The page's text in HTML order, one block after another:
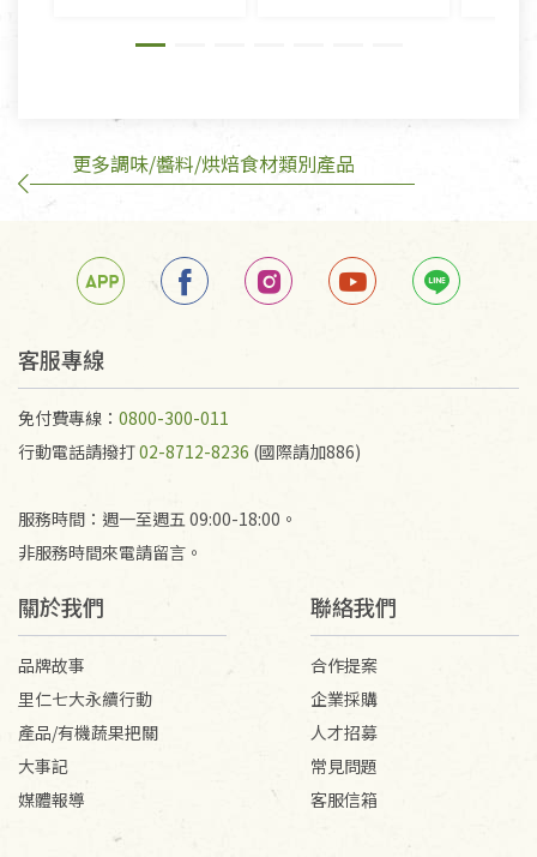
不在此限。
訂購手抄稿退貨需知：
手抄稿進行退貨時，請務必保持原包裝方式及使用原
若未保持原包裝方式或未使用原箱退回，導致書籍有
任何折損、磨損、污損或凹角，將不接受退貨，也不
不接受退貨之手抄稿，為敬重法寶故，里仁網購無法
代為結緣處理等。 若需將手抄稿寄還給消費者，因而
產生的運費100元/箱將由消費者負擔。
更多調味/醬料/烘焙食材類別產品
客服專線
免付費專線： 0800-300-011
行動電話請撥打02-8712-8236 (國際請加886)
服務時間：週一至週五 09:00-18:00。
非服務時間來電請留言。
關於我們
品牌故事
里仁七大永續行動
產品/有機蔬果把關
大事記
媒體報導
聯絡我們
合作提案
企業採購
人才招募
常見問題
客服信箱